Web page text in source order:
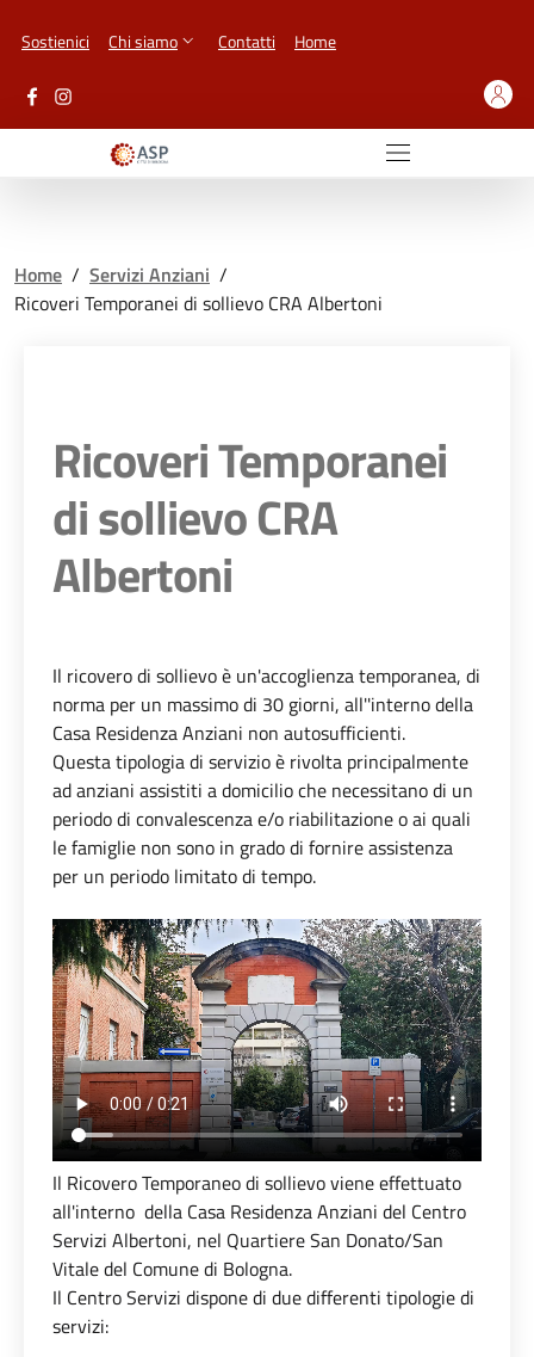
Sostienici Chi siamo Contatti Home
Home / Servizi Anziani /
Ricoveri Temporanei di sollievo CRA Albertoni
Ricoveri Temporanei
di sollievo CRA
Albertoni
Il ricovero di sollievo è un'accoglienza temporanea, di
norma per un massimo di 30 giorni, all''interno della
Casa Residenza Anziani non autosufficienti.
Questa tipologia di servizio è rivolta principalmente
ad anziani assistiti a domicilio che necessitano di un
periodo di convalescenza e/o riabilitazione o ai quali
le famiglie non sono in grado di fornire assistenza
per un periodo limitato di tempo.
Il Ricovero Temporaneo di sollievo viene effettuato
all'interno della Casa Residenza Anziani del Centro
Servizi Albertoni, nel Quartiere San Donato/San
Vitale del Comune di Bologna.
Il Centro Servizi dispone di due differenti tipologie di
servizi: